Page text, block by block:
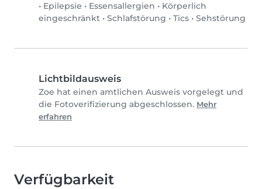
• Epilepsie • Essensallergien • Körperlich
eingeschränkt • Schlafstörung • Tics • Sehstörung
Lichtbildausweis
Zoe hat einen amtlichen Ausweis vorgelegt und
die Fotoverifizierung abgeschlossen. Mehr
erfahren
Verfügbarkeit